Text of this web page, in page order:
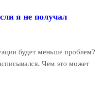
я не получал
будет меньше проблем?
Чем это может